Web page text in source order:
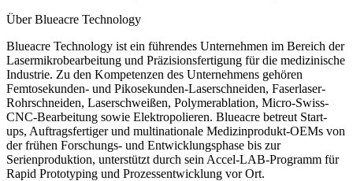
Über Blueacre Technology
Blueacre Technology ist ein führendes Unternehmen im Bereich der
Lasermikrobearbeitung und Präzisionsfertigung für die medizinische
Industrie. Zu den Kompetenzen des Unternehmens gehören
Femtosekunden- und Pikosekunden-Laserschneiden, Faserlaser-
Rohrschneiden, Laserschweißen, Polymerablation, Micro-Swiss-
CNC-Bearbeitung sowie Elektropolieren. Blueacre betreut Start-
ups, Auftragsfertiger und multinationale Medizinprodukt-OEMs von
der frühen Forschungs- und Entwicklungsphase bis zur
Serienproduktion, unterstützt durch sein Accel-LAB-Programm für
Rapid Prototyping und Prozessentwicklung vor Ort.